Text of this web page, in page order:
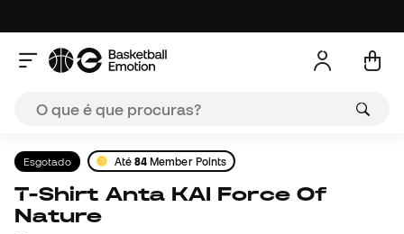
Esgotado Até 84 Member Points
T-Shirt Anta KAI Force Of
Nature